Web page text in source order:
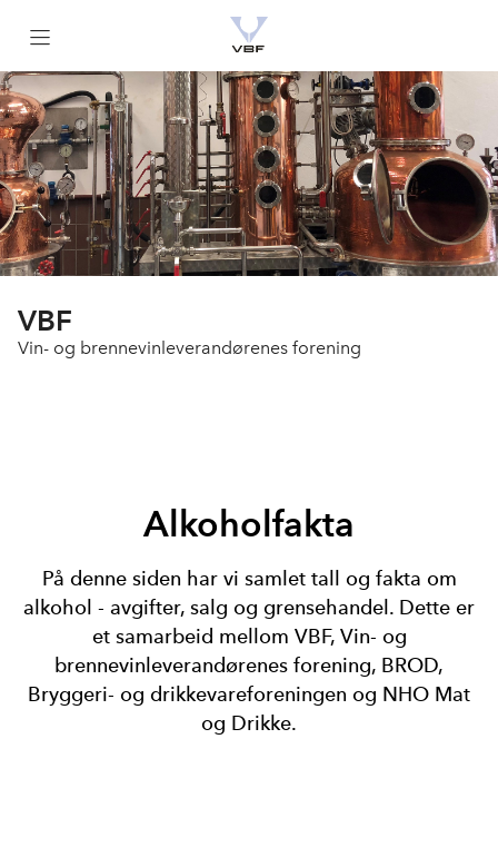
VBF
Vin- og brennevinleverandørenes forening
Kontakt
Om oss
Nyttige lenker
English
Alkoholfakta
På denne siden har vi samlet tall og fakta om
alkohol - avgifter, salg og grensehandel. Dette er
et samarbeid mellom VBF, Vin- og
brennevinleverandørenes forening, BROD,
Bryggeri- og drikkevareforeningen og NHO Mat
og Drikke.